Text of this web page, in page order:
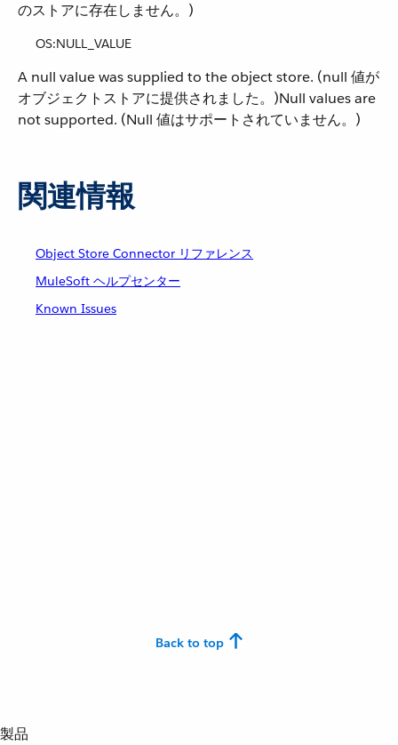
のストアに存在しません。)
OS:NULL_VALUE
A null value was supplied to the object store. (null 値が
オブジェクトストアに提供されました。)Null values are
not supported. (Null 値はサポートされていません。)
関連情報
Object Store Connector リファレンス
MuleSoft ヘルプセンター
Known Issues
Back to top
製品